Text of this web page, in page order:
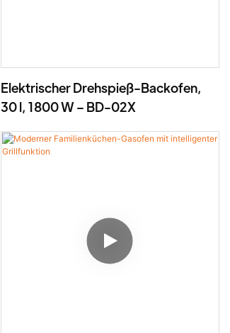
Elektrischer Drehspieß-Backofen,
30 l, 1800 W – BD-02X